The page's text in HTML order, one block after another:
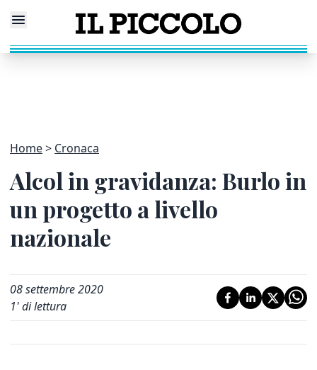
Home Cronaca
Alcol in gravidanza: Burlo in
un progetto a livello
nazionale
08 settembre 2020
1' di lettura